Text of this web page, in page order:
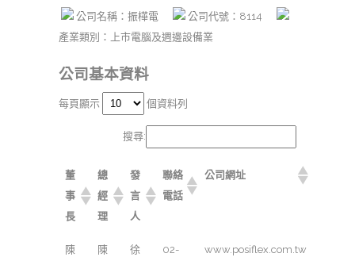
公司名稱：振樺電
公司代號：8114
產業類別：上市電腦及週邊設備業
公司基本資料
每頁顯示 個資料列
搜尋:
董
事
長
總
經
理
發
言
人
聯絡
電話
公司網址
陳
陳
徐
02-
www.posiflex.com.tw